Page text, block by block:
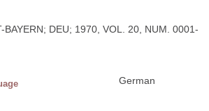
BAYERN; DEU; 1970, VOL. 20, NUM. 0001-
German